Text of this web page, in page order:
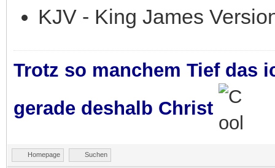
KJV - King James
Trotz so manchem Tief das
gerade deshalb Christ
Homepage Suchen